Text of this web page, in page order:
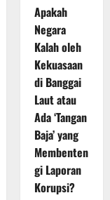
Apakah
Negara
Kalah oleh
Kekuasaan
di Banggai
Laut atau
Ada ‘Tangan
Baja’ yang
Membenten
gi Laporan
Korupsi?